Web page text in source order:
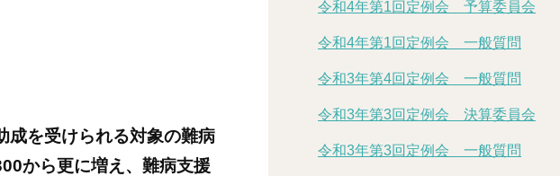
成を受けられる対象の難病
から更に増え、難病支援
令和4年第1回定例会 予算委員会
令和4年第1回定例会 一般質問
令和3年第4回定例会 一般質問
令和3年第3回定例会 決算委員会
令和3年第3回定例会 一般質問